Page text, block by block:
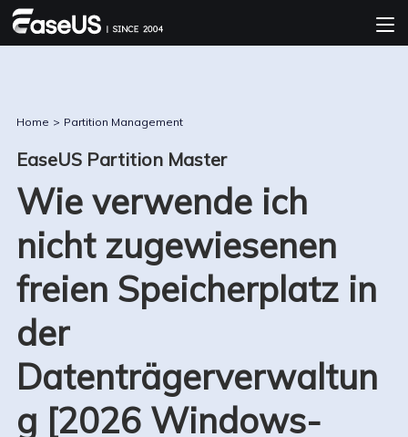
Home > Partition Management
EaseUS Partition Master
Wie verwende ich
nicht zugewiesenen
freien Speicherplatz in
der
Datenträgerverwaltun
g [2026 Windows-